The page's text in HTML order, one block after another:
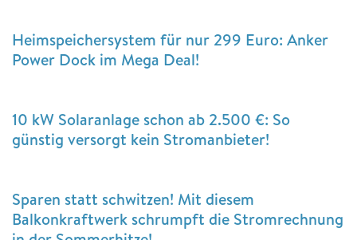
Heimspeichersystem für nur 299 Euro: Anker
Power Dock im Mega Deal!
10 kW Solaranlage schon ab 2.500 €: So
günstig versorgt kein Stromanbieter!
Sparen statt schwitzen! Mit diesem
Balkonkraftwerk schrumpft die Stromrechnung